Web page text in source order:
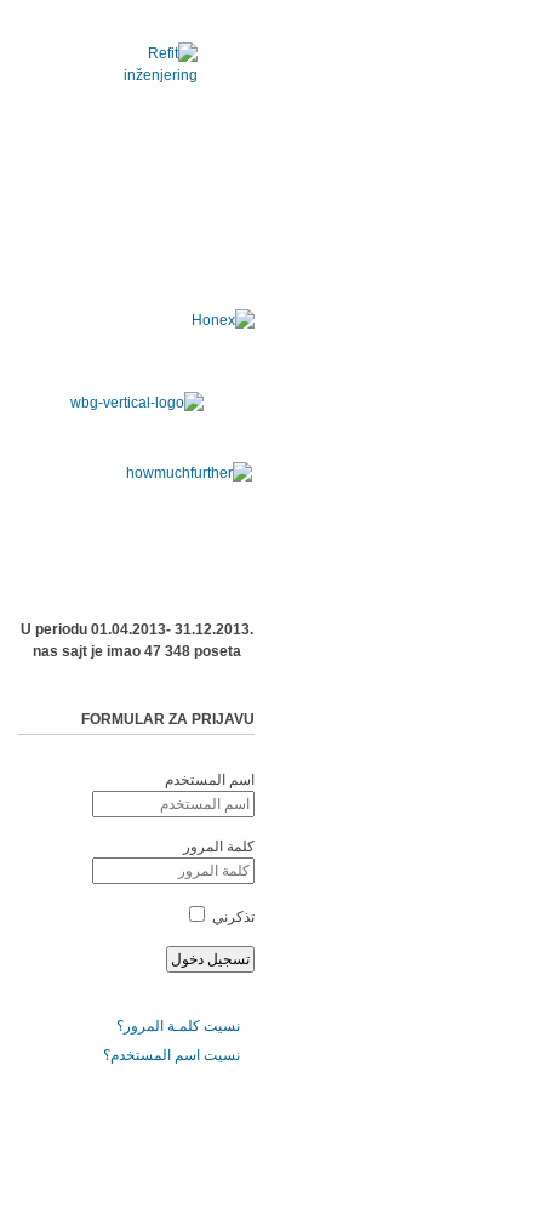
U periodu 01.04.2013- 31.12.2013.
nas sajt je imao 47 348 poseta
FORMULAR ZA PRIJAVU
اسم المستخدم
كلمة المرور
تذكرني
نسيت كلمـة المرور؟
نسيت اسم المستخدم؟